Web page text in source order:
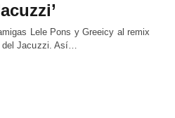
Lele Pons y Greeicy al remix
del Jacuzzi. Así…